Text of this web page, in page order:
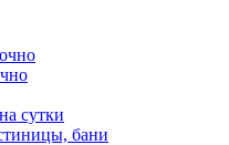
сутки
бани